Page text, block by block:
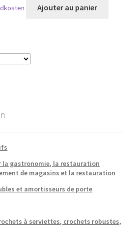
Ajouter au panier
la gastronomie, la restauration
de magasins et la restauration
et amortisseurs de porte
à serviettes, crochets robustes,